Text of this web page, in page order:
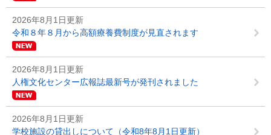
2026年8月1日更新
令和８年８月から高額療養費制度が見直されます
2026年8月1日更新
人権文化センター広報誌最新号が発刊されました
2026年8月1日更新
学校施設の貸出しについて（令和8年8月1日更新）